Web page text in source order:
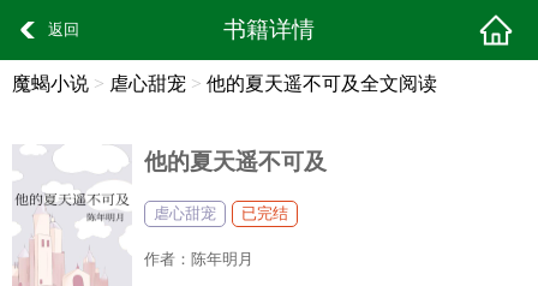
返回 书籍详情
魔蝎小说 > 虐心甜宠 > 他的夏天遥不可及全文阅读
他的夏天遥不可及
虐心甜宠 已完结
作者： 陈年明月